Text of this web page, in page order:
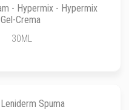
- Hypermix - Hypermix
Gel-Crema
30ML
Leniderm Spuma